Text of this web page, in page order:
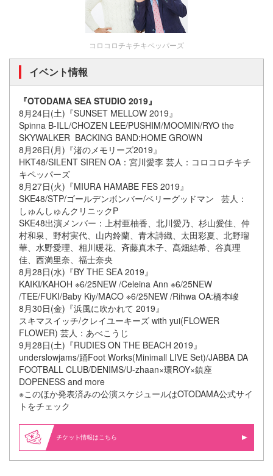
コロコロチキチキペッパーズ
イベント情報
『OTODAMA SEA STUDIO 2019』
8月24日(土)『SUNSET MELLOW 2019』
Spinna B-ILL/CHOZEN LEE/PUSHIM/MOOMIN/RYO the
SKYWALKER BACKING BAND:HOME GROWN
8月26日(月)『渚のメモリーズ2019』
HKT48/SILENT SIREN OA：宮川愛李 芸人：コロコロチキチ
キペッパーズ
8月27日(火)『MIURA HAMABE FES 2019』
SKE48/STP/ゴールデンボンバー/ベリーグッドマン 芸人：
しゅんしゅんクリニックP
SKE48出演メンバー：上村亜柚香、北川愛乃、杉山愛佳、仲
村和泉、野村実代、山内鈴蘭、青木詩織、太田彩夏、北野瑠
華、水野愛理、相川暖花、斉藤真木子、髙畑結希、谷真理
佳、西満里奈、福士奈央
8月28日(水)『BY THE SEA 2019』
KAIKI/KAHOH ※6/25NEW /Celeina Ann ※6/25NEW
/TEE/FUKI/Baby Kiy/MACO ※6/25NEW /Rihwa OA:橋本峻
8月30日(金)『浜風に吹かれて 2019』
スキマスイッチ/クレイユーキーズ with yui(FLOWER
FLOWER) 芸人：あべこうじ
9月28日(土)『RUDIES ON THE BEACH 2019』
underslowjams/踊Foot Works(Minimall LIVE Set)/JABBA DA
FOOTBALL CLUB/DENIMS/U-zhaan×環ROY×鎮座
DOPENESS and more
※このほか発表済みの公演スケジュールはOTODAMA公式サイ
トをチェック
情報はこちら